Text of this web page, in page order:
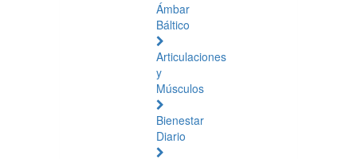
Ámbar
Báltico
Articulaciones
y
Músculos
Bienestar
Diario